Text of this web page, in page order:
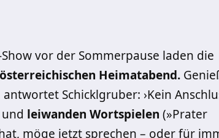
vor der Sommerpause laden die
Heimatabend.
Schicklgruber: ›Kein
und leiwanden Wortspielen (»Prater
möge jetzt sprechen – oder für